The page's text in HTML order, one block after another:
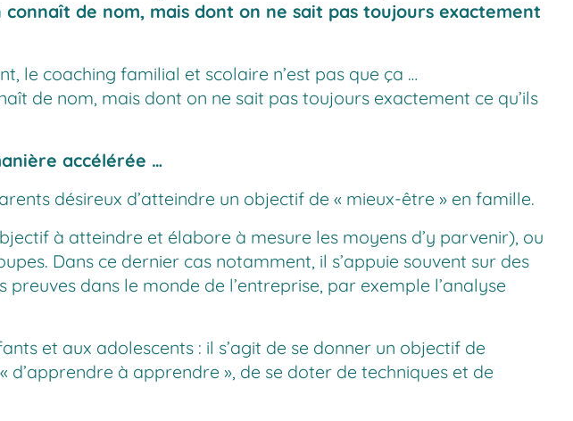
de nom, mais dont on ne sait pas toujours exactement
le coaching familial et scolaire n’est pas que ça …
de nom, mais dont on ne sait pas toujours exactement ce qu’ils
accélérée …
désireux d’atteindre un objectif de « mieux-être » en famille.
à atteindre et élabore à mesure les moyens d’y parvenir), ou
Dans ce dernier cas notamment, il s’appuie souvent sur des
dans le monde de l’entreprise, par exemple l’analyse
et aux adolescents : il s’agit de se donner un objectif de
à apprendre », de se doter de techniques et de